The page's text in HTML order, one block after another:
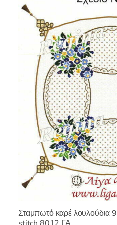
στη
σελίδα
του
προϊόντος
Σταμπωτό καρέ